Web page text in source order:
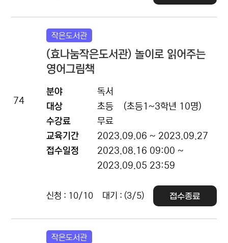
74
작은도서관
(효나눔작은도서관) 놀이로 읽어주는
영어그림책
분야
독서
대상
초등
(초등1~3학년 10명)
수강료
무료
교육기간
2023.09.06 ~ 2023.09.27
접수일정
2023.08.16 09:00 ~
2023.09.05 23:59
신청 : 10/10 대기 : (3/5) 접수종료
작은도서관